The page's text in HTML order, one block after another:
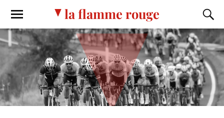
la flamme rouge